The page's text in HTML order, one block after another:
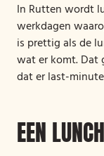
In Rutten wordt
werkdagen
is prettig als de
wat er komt. Dat
dat er last-
EEN